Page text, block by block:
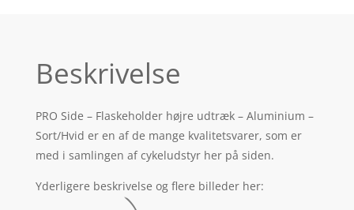
Beskrivelse
PRO Side – Flaskeholder højre udtræk – Aluminium –
Sort/Hvid er en af de mange kvalitetsvarer, som er
med i samlingen af cykeludstyr her på siden.
Yderligere beskrivelse og flere billeder her: